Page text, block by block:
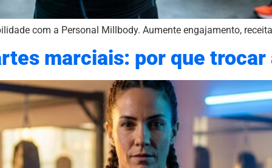
com a Personal Millbody. Aumente engajamento,
marciais: por que